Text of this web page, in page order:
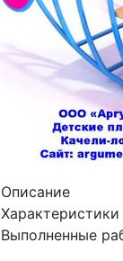
Описание
Характеристики
Выполненные